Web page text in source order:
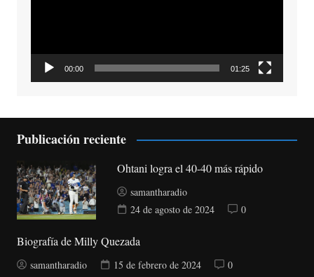
00:00 01:25
Publicación reciente
Ohtani logra el 40-40 más rápido
samantharadio
24 de agosto de 2024
0
Biografía de Milly Quezada
samantharadio 15 de febrero de 2024 0